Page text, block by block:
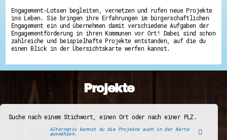
Engagement-Lotsen begleiten, vernetzen und rufen neue Projekte
ins Leben. Sie bringen ihre Erfahrungen im bürgerschaftlichen
Engagement ein und übernehmen damit verschiedene Aufgaben der
Engagementförderung in ihren Kommunen vor Ort! Dabei sind schon
zahlreiche und beispielhafte Projekte entstanden, auf die du
einen Blick in der Übersichtskarte werfen kannst.
Projekte
Suche nach einem Stichwort, einen Ort oder nach einer PLZ.
Alternativ kannst du die Projekte auch in der Karte
auswählen.